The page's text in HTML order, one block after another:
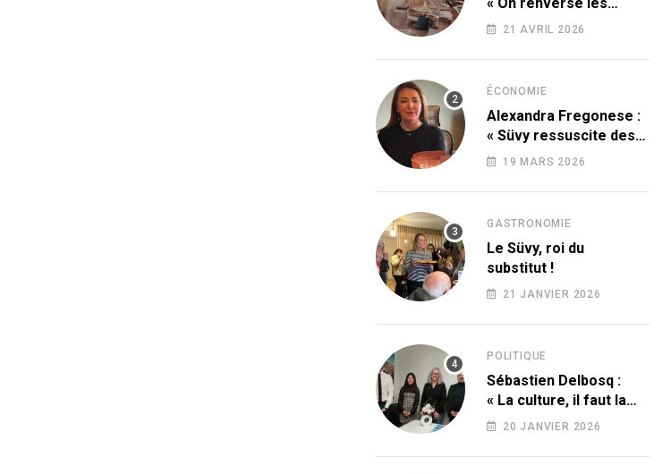
« On renverse les
codes » !
21 AVRIL 2026
ÉCONOMIE
Alexandra Fregonese :
« Süvy ressuscite des
produits condamnés
19 MARS 2026
GASTRONOMIE
Le Süvy, roi du
substitut !
21 JANVIER 2026
POLITIQUE
Sébastien Delbosq :
« La culture, il faut la
conquérir ! »
20 JANVIER 2026